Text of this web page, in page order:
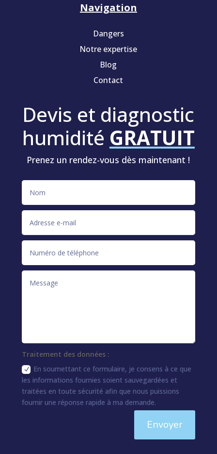
Navigation
Dangers
Notre expertise
Blog
Contact
Devis et diagnostic
humidité GRATUIT
Prenez un rendez-vous dès maintenant !
Traitement des données :
En soumettant ce formulaire, je consens à ce que
les informations fournies soient sauvegardées et
traitées en toute sécurité afin que nous puissions
fournir une réponse rapide à ma demande.
Envoyer